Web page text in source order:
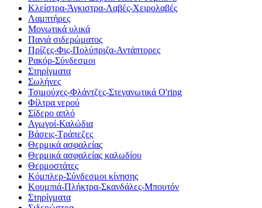
Κλείστρα-Άγκιστρα-Λαβές-Χειρολαβές
Λαμπτήρες
Μονωτικά υλικά
Πανιά σιδερώματος
Πρίζες-Φις-Πολύπριζα-Αντάπτορες
Ρακόρ-Σύνδεσμοι
Στηρίγματα
Σωλήνες
Τσιμούχες-Φλάντζες-Στεγανωτικά O'ring
Φίλτρα νερού
Σίδερο απλό
Αγωγοί-Καλώδια
Βάσεις-Τράπεζες
Θερμικά ασφαλείας
Θερμικά ασφαλείας καλωδίου
Θερμοστάτες
Κόμπλερ-Σύνδεσμοι κίνησης
Κουμπιά-Πλήκτρα-Σκανδάλες-Μπουτόν
Στηρίγματα